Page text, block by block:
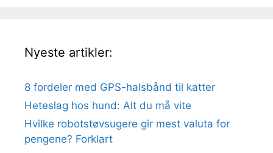
Nyeste artikler:
8 fordeler med GPS-halsbånd til katter
Heteslag hos hund: Alt du må vite
Hvilke robotstøvsugere gir mest valuta for
pengene? Forklart